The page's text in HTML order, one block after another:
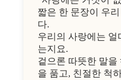
짧은 한 문장이 우
다.
우리의 사랑에는 얼
는지요.
겉으론 따뜻한 말을
을 품고, 친절한 척